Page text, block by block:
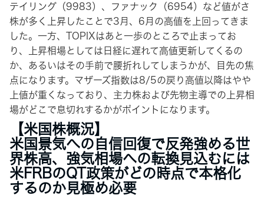
テイリング（9983）、ファナック（6954）など値がさ
株が多く上昇したことで3月、6月の高値を上回ってきま
した。一方、TOPIXはあと一歩のところで止まってお
り、上昇相場としては日経に遅れて高値更新してくるの
か、あるいはその手前で腰折れしてしまうかが、目先の焦
点になります。マザーズ指数は8/5の戻り高値以降はやや
上値が重くなっており、主力株および先物主導での上昇相
場がどこで息切れするかがポイントになります。
【米国株概況】
米国景気への自信回復で反発強める世
界株高、強気相場への転換見込むには
米FRBのQT政策がどの時点で本格化
するのか見極め必要